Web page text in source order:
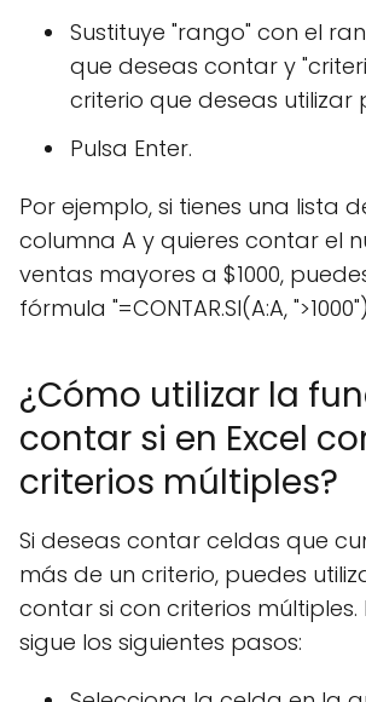
Sustituye "rango" con el
que deseas contar y
criterio que deseas utilizar
Pulsa Enter.
Por ejemplo, si tienes una lista
columna A y quieres contar el
ventas mayores a $1000,
fórmula "=CONTAR.SI(A:A,
¿Cómo utilizar la
contar si en Excel
criterios múltiples?
Si deseas contar celdas que
más de un criterio, puedes
contar si con criterios
sigue los siguientes pasos: